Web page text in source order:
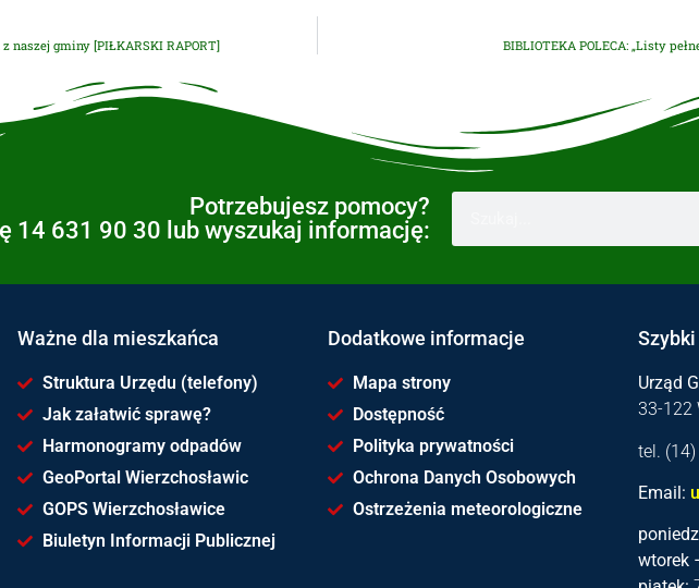
naszej gminy [PIŁKARSKI RAPORT] BIBLIOTEKA POLECA: „Listy
Potrzebujesz pomocy?
14 631 90 30 lub wyszukaj informację:
Ważne dla mieszkańca
Struktura Urzędu (telefony)
Jak załatwić sprawę?
Harmonogramy odpadów
GeoPortal Wierzchosławic
GOPS Wierzchosławice
Biuletyn Informacji Publicznej
Dodatkowe informacje
Mapa strony
Dostępność
Polityka prywatności
Ochrona Danych Osobowych
Ostrzeżenia meteorologiczne
Urząd
33-122
tel. (14)
Email:
wtorek